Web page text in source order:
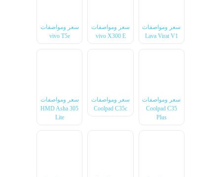
سعر ومواصفات
Lava Virat V1
سعر ومواصفات
vivo X300 E
سعر ومواصفات
vivo T5e
سعر ومواصفات
Coolpad C35
Plus
سعر ومواصفات
Coolpad C35c
سعر ومواصفات
HMD Asha 305
Lite